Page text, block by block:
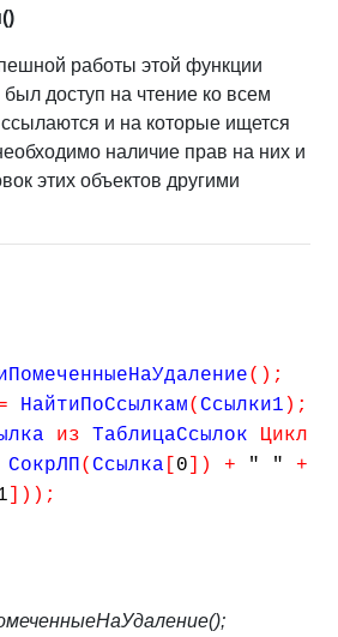
работы этой функции
доступ на чтение ко всем
и на которые ищется
наличие прав на них и
этих объектов другими
( ) ;
НайтиПоСсылкам( Ссылки1 ) ;
из ТаблицаСсылок Цикл
СокрЛП( Ссылка [ 0 ] ) + " "
+
] ) ) ;